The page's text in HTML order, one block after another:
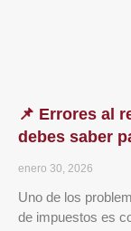
📌 Errores al
debes saber
enero 30, 2026
Uno de los
de impuestos es